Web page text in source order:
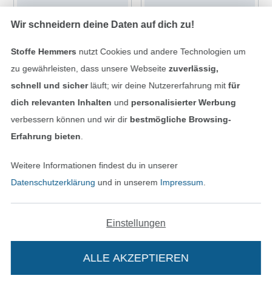
Bambus Jersey Uni, jeansblau
14,95 € / m
Wir schneidern deine Daten auf dich zu!
Stoffe Hemmers nutzt Cookies und andere Technologien um
zu gewährleisten, dass unsere Webseite zuverlässig,
schnell und sicherläuft; wir deine Nutzererfahrung mitfür
dich relevanten Inhalten und personalisierter Werbung
verbessern können und wir dir bestmögliche Browsing-
Erfahrung bieten
Weitere Informationen findest du in unserer
Datenschutzerklärung und in unserem Impressum
Einstellungen
ALLE AKZEPTIEREN